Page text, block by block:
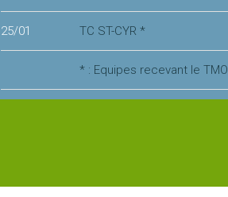
* : Equipes recevant le TMO
25/01 TC ST-CYR *